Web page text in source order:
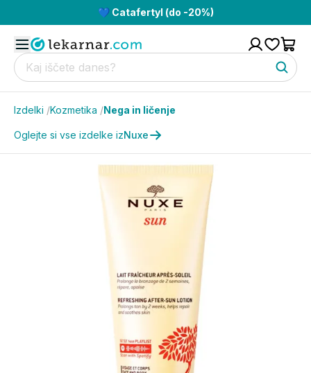
💙 Catafertyl (do -20%)
Izdelki /Kozmetika /Nega in ličenje
Oglejte si vse izdelke izNuxe